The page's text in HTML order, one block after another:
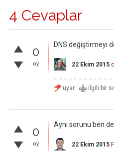
4 Cevaplar
0
oy
DNS değiştirmeyi
22 Ekim 2015
0
oy
Aynı sorunu ben
22 Ekim 2015